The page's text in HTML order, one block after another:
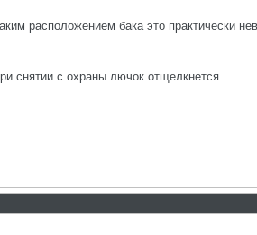
расположением бака это практически
снятии с охраны лючок отщелкнется.